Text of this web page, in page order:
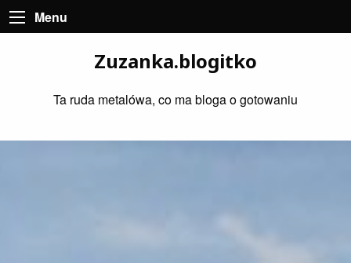
Menu
Zuzanka.blogitko
Ta ruda metalówa, co ma bloga o gotowaniu